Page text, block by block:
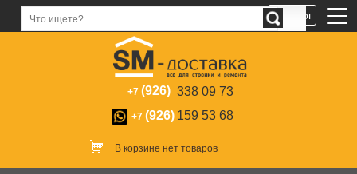
+7 (926) 338 09 73
+7 (926) 159 53 68
В корзине нет товаров
Каталог